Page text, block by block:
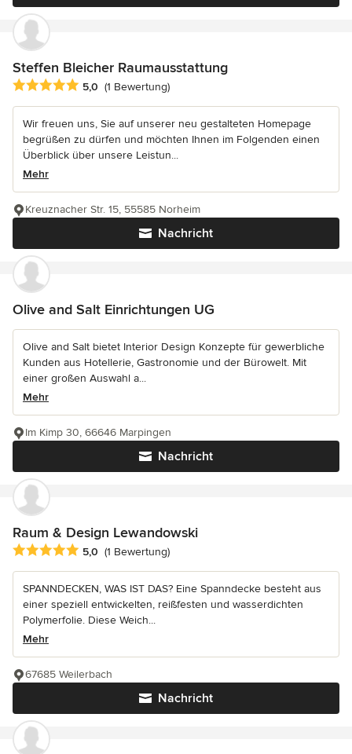
Steffen Bleicher Raumausstattung
Durchschnittliche Bewertung: 5 von 5 Sternen
5,0 (1 Bewertung)
Wir freuen uns, Sie auf unserer neu gestalteten Homepage
begrüßen zu dürfen und möchten Ihnen im Folgenden einen
Überblick über unsere Leistun...
Mehr
Nachricht
Kreuznacher Str. 15, 55585 Norheim
Olive and Salt Einrichtungen UG
Olive and Salt bietet Interior Design Konzepte für gewerbliche
Kunden aus Hotellerie, Gastronomie und der Bürowelt. Mit
einer großen Auswahl a...
Mehr
Nachricht
Im Kimp 30, 66646 Marpingen
Raum & Design Lewandowski
Durchschnittliche Bewertung: 5 von 5 Sternen
5,0 (1 Bewertung)
SPANNDECKEN, WAS IST DAS? Eine Spanndecke besteht aus
einer speziell entwickelten, reißfesten und wasserdichten
Polymerfolie. Diese Weich...
Mehr
Nachricht
67685 Weilerbach